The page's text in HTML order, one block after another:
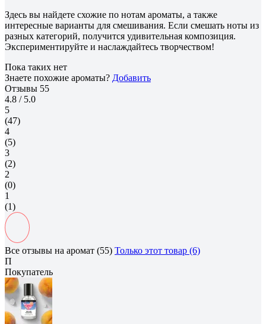
Здесь вы найдете схожие по нотам ароматы, а также
интересные варианты для смешивания. Если смешать ноты из
разных категорий, получится удивительная композиция.
Экспериментируйте и наслаждайтесь творчеством!
Пока таких нет
Знаете похожие ароматы? Добавить
Отзывы 55
4.8 / 5.0
5
(47)
4
(5)
3
(2)
2
(0)
1
(1)
Все отзывы на аромат (55) Только этот товар (6)
П
Покупатель